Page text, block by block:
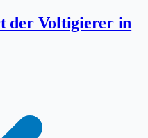
der Voltigierer in